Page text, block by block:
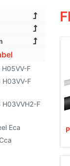
H05VV-F
H03VV-F
H03VVH2-F
Eca